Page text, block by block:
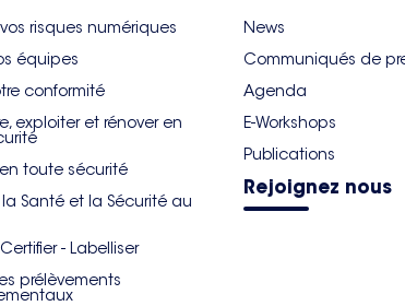
risques numériques
équipes
conformité
exploiter et rénover en
toute sécurité
la Santé et la Sécurité au
- Labelliser
prélèvements
News
Communiqués de
Agenda
E-Workshops
Publications
Rejoignez nous